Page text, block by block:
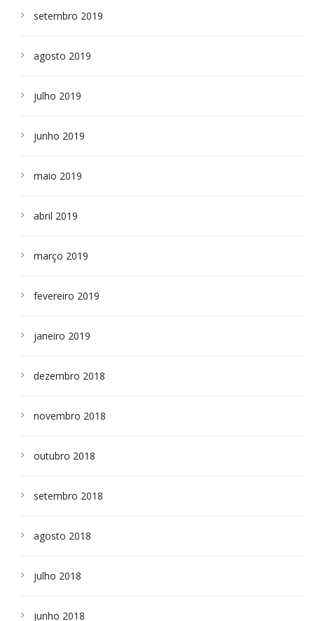
setembro 2019
agosto 2019
julho 2019
junho 2019
maio 2019
abril 2019
março 2019
fevereiro 2019
janeiro 2019
dezembro 2018
novembro 2018
outubro 2018
setembro 2018
agosto 2018
julho 2018
junho 2018